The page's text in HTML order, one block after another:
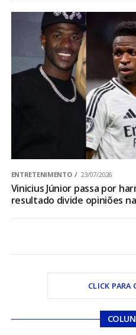
ENTRETENIMENTO 23/07/2026
Vinicius Júnior passa por
resultado divide opiniões
CLICK PARA